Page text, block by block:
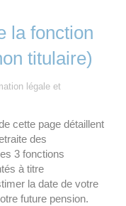
la fonction
titulaire)
légale et
cette page détaillent
des
3 fonctions
à titre
la date de votre
future pension.